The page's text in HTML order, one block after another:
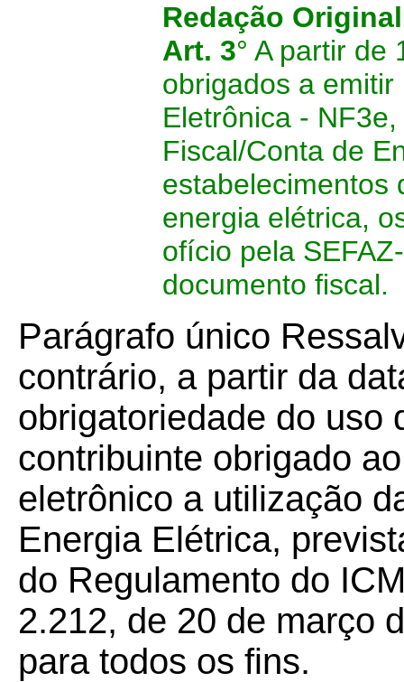
Redação
Art. 3° A partir de
obrigados a
Eletrônica -
Fiscal/Conta de
estabelecimentos
energia elétrica,
ofício pela
documento fiscal.
Parágrafo único
contrário, a partir da
obrigatoriedade do uso
contribuinte obrigado
eletrônico a utilização
Energia Elétrica,
do Regulamento do
2.212, de 20 de março
para todos os fins.